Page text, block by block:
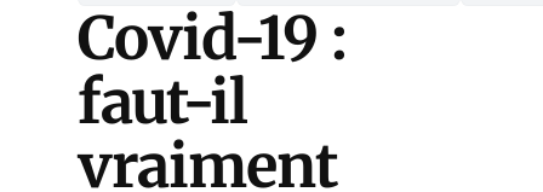
Covid-19 :
faut-il
vraiment